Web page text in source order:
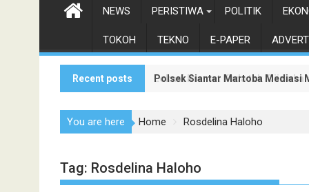
NEWS PERISTIWA POLITIK
TOKOH TEKNO E-PAPER
Recent posts Polsek Siantar Martoba Mediasi
Lokasi Kramat Kuda tak
You are here Home Rosdelina Haloho
Tag: Rosdelina Haloho